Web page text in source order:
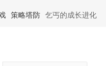
策略塔防 乞丐的成长进化